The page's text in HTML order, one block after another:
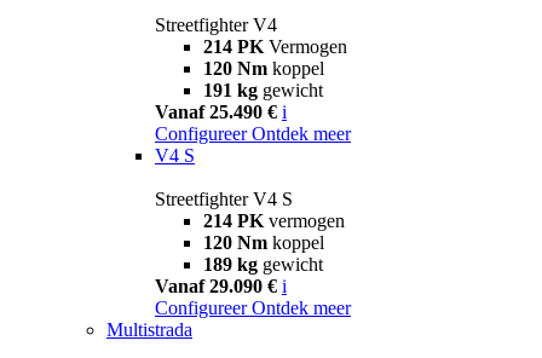
Streetfighter V4
214 PK Vermogen
120 Nm koppel
191 kg gewicht
Vanaf 25.490 € i
Configureer Ontdek meer
V4 S
Streetfighter V4 S
214 PK vermogen
120 Nm koppel
189 kg gewicht
Vanaf 29.090 € i
Configureer Ontdek meer
Multistrada